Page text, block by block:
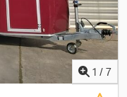
de chargement.
de support robuste,
poignée de manœuvre.
de position. Filet de
pour une meilleure
les projections d'eau,
1 / 7